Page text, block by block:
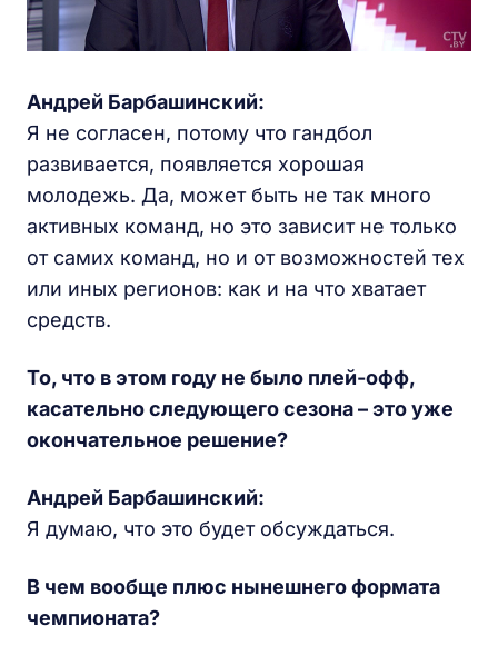
Андрей Барбашинский:
Я не согласен, потому что гандбол
развивается, появляется хорошая
молодежь. Да, может быть не так много
активных команд, но это зависит не только
от самих команд, но и от возможностей тех
или иных регионов: как и на что хватает
средств.
То, что в этом году не было плей-офф,
касательно следующего сезона – это уже
окончательное решение?
Андрей Барбашинский:
Я думаю, что это будет обсуждаться.
В чем вообще плюс нынешнего формата
чемпионата?